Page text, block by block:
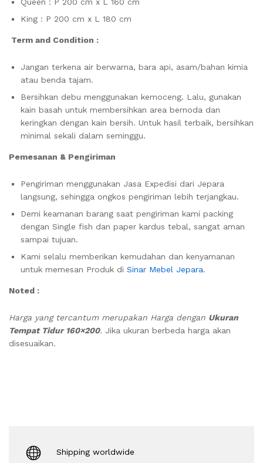
Queen : P 200 cm x L 160 cm
King : P 200 cm x L 180 cm
Term and Condition :
Jangan terkena air berwarna, bara api, asam/bahan kimia
atau benda tajam.
Bersihkan debu menggunakan kemoceng. Lalu, gunakan
kain basah untuk membersihkan area bernoda dan
keringkan dengan kain bersih. Untuk hasil terbaik, bersihkan
minimal sekali dalam seminggu.
Pemesanan & Pengiriman
Pengiriman menggunakan Jasa Expedisi dari Jepara
langsung, sehingga ongkos pengiriman lebih terjangkau.
Demi keamanan barang saat pengiriman kami packing
dengan Single fish dan paper kardus tebal, sangat aman
sampai tujuan.
Kami selalu memberikan kemudahan dan kenyamanan
untuk memesan Produk di Sinar Mebel Jepara.
Noted :
Harga yang tercantum merupakan Harga dengan Ukuran
Tempat Tidur 160×200. Jika ukuran berbeda harga akan
disesuaikan.
Shipping worldwide